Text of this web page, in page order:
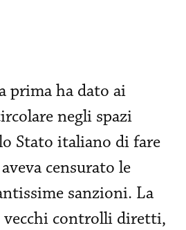
prima ha dato ai
negli spazi
Stato italiano di fare
censurato le
sanzioni. La
vecchi controlli diretti,